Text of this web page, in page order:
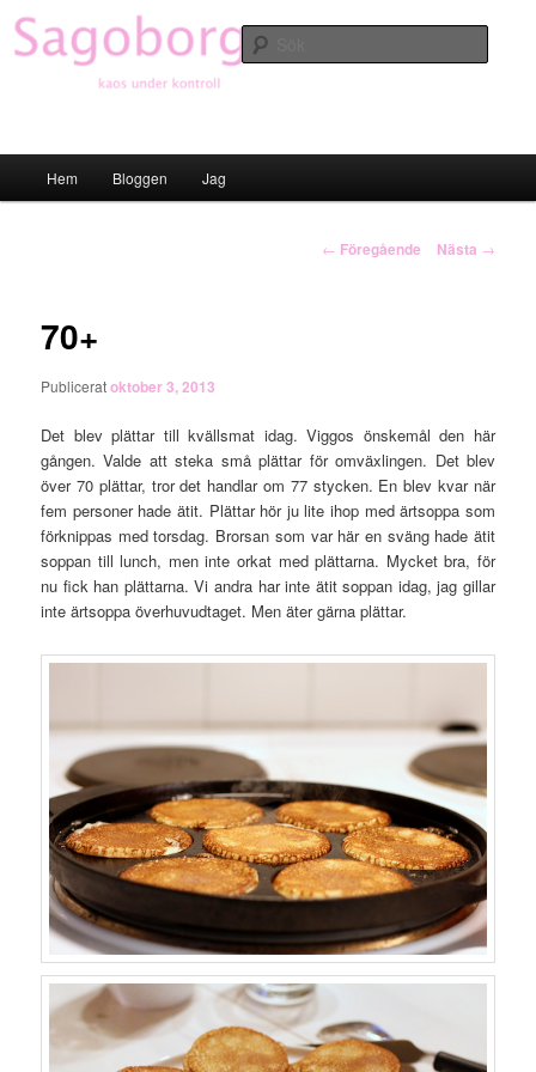
Hoppa
till
primärt
Hem Bloggen Jag
Inläggsnavigering
← Föregående Nästa →
70+
Publiceratoktober 3, 2013
Det blev plättar till kvällsmat idag. Viggos önskemål den här
gången. Valde att steka små plättar för omväxlingen. Det blev
över 70 plättar, tror det handlar om 77 stycken. En blev kvar när
fem personer hade ätit. Plättar hör ju lite ihop med ärtsoppa som
förknippas med torsdag. Brorsan som var här en sväng hade ätit
soppan till lunch, men inte orkat med plättarna. Mycket bra, för
nu fick han plättarna. Vi andra har inte ätit soppan idag, jag gillar
inte ärtsoppa överhuvudtaget. Men äter gärna plättar.